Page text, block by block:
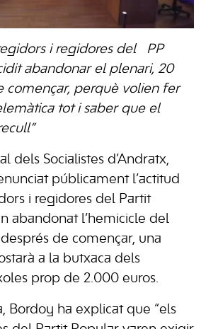
i regidores del PP
abandonar el plenari, 20
començar, perquè volien fer
tot i saber que el
dels Socialistes d’Andratx,
públicament l’actitud
i regidores del Partit
abandonat l’hemicicle del
de començar, una
a la butxaca dels
prop de 2.000 euros.
Bordoy ha explicat que “els